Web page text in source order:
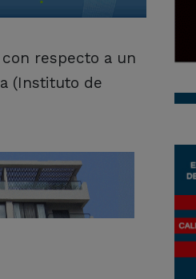
respecto a un
(Instituto de